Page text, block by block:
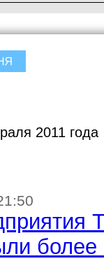
2011 года
более